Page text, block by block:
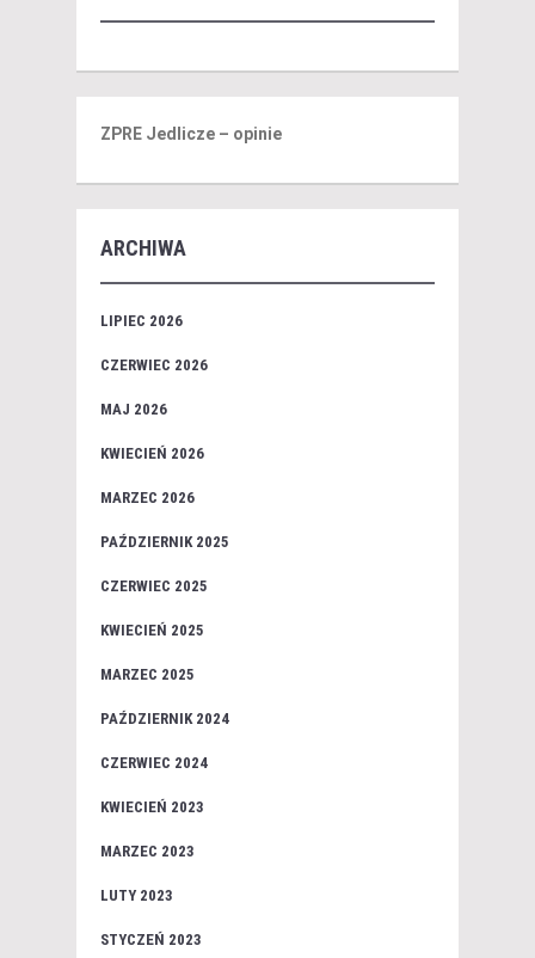
ZPRE Jedlicze – opinie
ARCHIWA
LIPIEC 2026
CZERWIEC 2026
MAJ 2026
KWIECIEŃ 2026
MARZEC 2026
PAŹDZIERNIK 2025
CZERWIEC 2025
KWIECIEŃ 2025
MARZEC 2025
PAŹDZIERNIK 2024
CZERWIEC 2024
KWIECIEŃ 2023
MARZEC 2023
LUTY 2023
STYCZEŃ 2023